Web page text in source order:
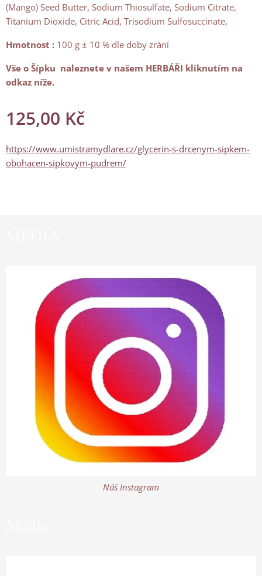
(Mango) Seed Butter, Sodium Thiosulfate, Sodium Citrate,
Titanium Dioxide, Citric Acid, Trisodium Sulfosuccinate,
Hmotnost : 100 g ± 10 % dle doby zrání
Vše o Šípku naleznete v našem HERBÁŘI kliknutím na
odkaz níže.
125,00 Kč
https://www.umistramydlare.cz/glycerin-s-drcenym-sipkem-
obohacen-sipkovym-pudrem/
Náš Instagram